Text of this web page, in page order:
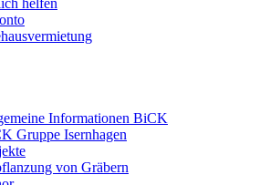
Informationen BiCK
Gruppe Isernhagen
von Gräbern